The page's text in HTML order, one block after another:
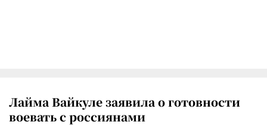
Лайма Вайкуле заявила о готовности
воевать с россиянами